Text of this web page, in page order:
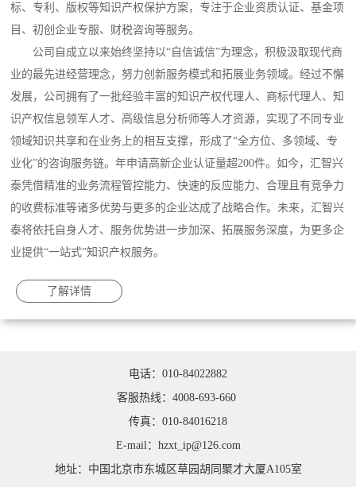
标、专利、版权等知识产权保护方案，专注于企业资质认证、基金项
目、初创企业专服、财税咨询等服务。
公司自成立以来始终坚持以“自信诚信”为理念，积极汲取现代商
业的最先进经营理念，努力创新服务模式和拓展业务领域。经过不懈
发展，公司拥有了一批经验丰富的知识产权代理人、商标代理人、知
识产权信息领军人才、高级信息分析师等人才资源，实现了不同专业
领域知识共享和在业务上的相互支撑，形成了“全方位、多领域、专
业化”的咨询服务链。年申请高新企业认证量超200件。如今，汇智兴
泰凭借精准的业务流程管控能力、快速的反应能力、合理且有竞争力
的收费标准等诸多优势与更多的企业达成了战略合作。未来，汇智兴
泰将依托自身人才、服务优势进一步加深、拓展服务深度，为更多企
业提供“一站式”知识产权服务。
了解详情
电话：010-84022882
客服热线：4008-693-660
传真：010-84016218
E-mail：hzxt_ip@126.com
地址：中国北京市东城区草园胡同聚才大厦A105室